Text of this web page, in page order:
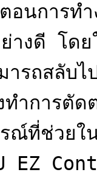
นการทำ
ย่างดี
รถสลับไ
ำการตั
ที่ช่วยใน
EZ